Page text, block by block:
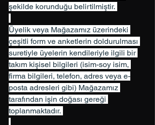
şekilde korunduğu belirtilmiştir.
Üyelik veya Mağazamız üzerindeki
çeşitli form ve anketlerin doldurulması
suretiyle üyelerin kendileriyle ilgili bir
takım kişisel bilgileri (isim-soy isim,
firma bilgileri, telefon, adres veya e-
posta adresleri gibi) Mağazamız
tarafından işin doğası gereği
toplanmaktadır.